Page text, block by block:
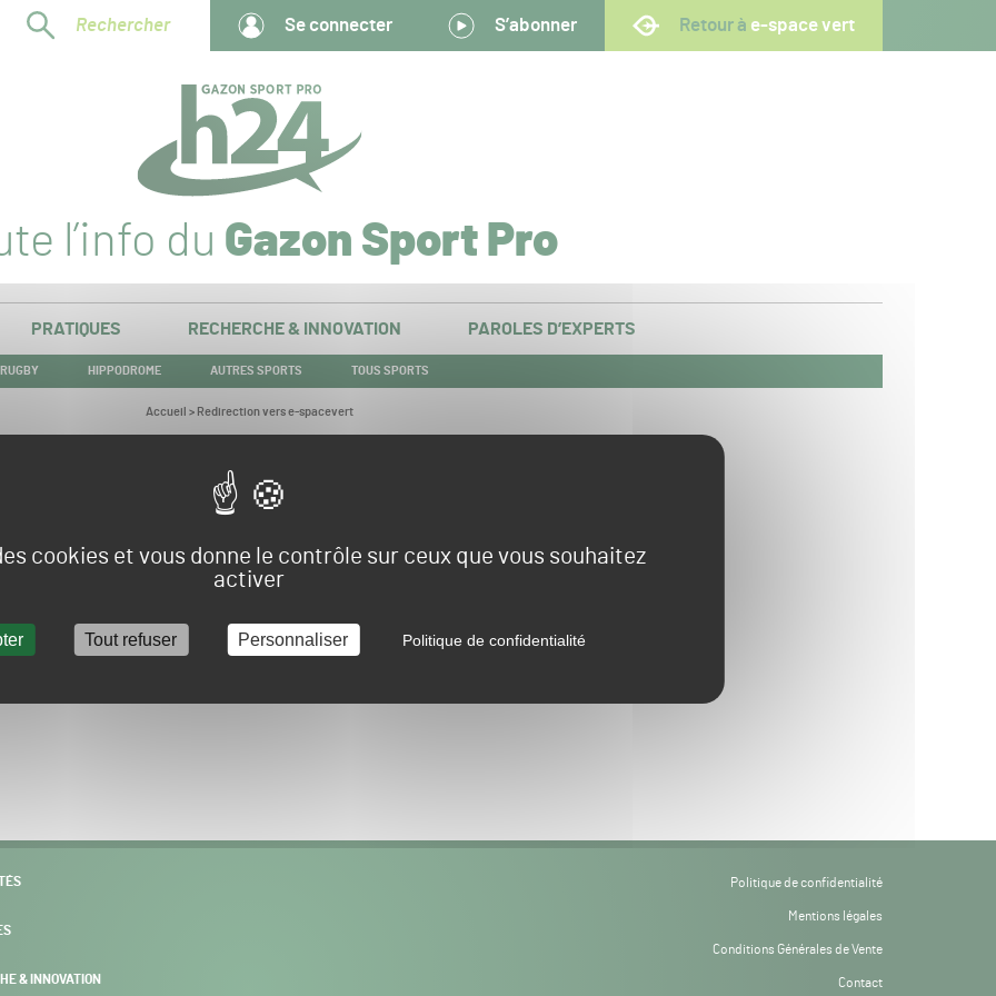
cookies et vous donne le contrôle sur ceux que vous souhaitez
activer
Tout refuser Personnaliser Politique de confidentialité
Rechercher Se connecter S’abonner Retour à e-space vert
l’info du Gazon Sport Pro
PRATIQUES RECHERCHE & INNOVATION PAROLES D’EXPERTS
RUGBY HIPPODROME AUTRES SPORTS TOUS SPORTS
Vous
Accueil > Redirection vers e-spacevert
Redirection vers e-spacevert
POURSUIVRE VERS E-SPACEVERT BY SALONVERT
& INNOVATION
Politique de confidentialité
Mentions légales
Conditions Générales de Vente
Contact